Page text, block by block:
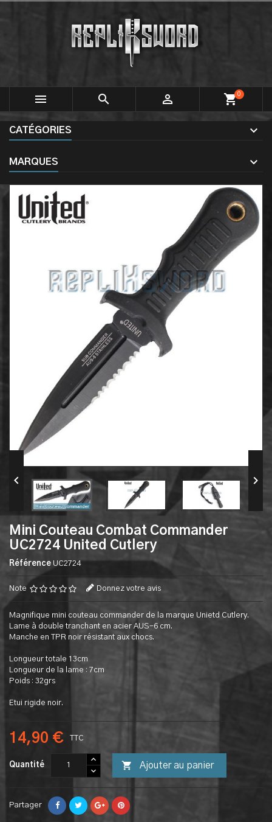
   shopping_cart0
CATÉGORIES
MARQUES
 
Mini Couteau Combat Commander
UC2724 United Cutlery
Référence UC2724
Note Donnez votre avis
Magnifique mini couteau commander de la marque Unietd Cutlery.
Lame à double tranchant en acier AUS-6 cm.
Manche en TPR noir résistant aux chocs.
Longueur totale 13cm
Longueur de la lame : 7cm
Poids : 32grs
Etui rigide noir.
14,90 € TTC
Quantité  Ajouter au panier
Partager